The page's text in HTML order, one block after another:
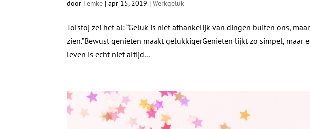
door Femke |apr 15, 2019 |Werkgeluk
Tolstoj zei het al: “Geluk is niet afhankelijk van dingen buiten ons,
zien.”Bewust genieten maakt gelukkigerGenieten lijkt zo simpel,
leven is echt niet altijd...